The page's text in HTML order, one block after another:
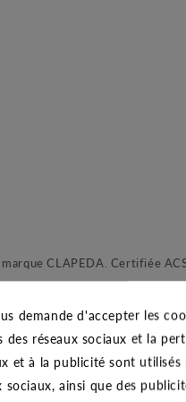
CLAPEDA. Certifiée
sa roue en laiton garatissent
qu’un système venturi
propose ainsi de nouvelles
demande d'accepter les
réseaux sociaux et la
et à la publicité sont
sociaux, ainsi que des